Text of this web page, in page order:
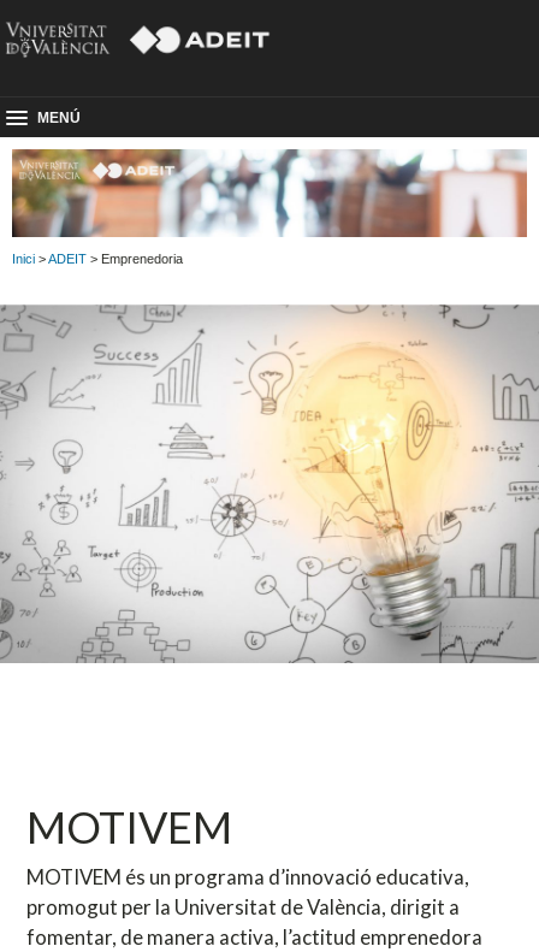
MENÚ
Inici >ADEIT > Emprenedoria
MOTIVEM
MOTIVEM és un programa d’innovació educativa,
promogut per la Universitat de València, dirigit a
fomentar, de manera activa, l’actitud emprenedora